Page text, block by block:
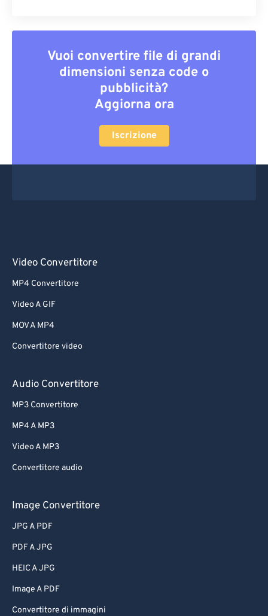
Vuoi convertire file di grandi
dimensioni senza code o
pubblicità?
Aggiorna ora
Iscrizione
Video Convertitore
MP4 Convertitore
Video A GIF
MOV A MP4
Convertitore video
Audio Convertitore
MP3 Convertitore
MP4 A MP3
Video A MP3
Convertitore audio
Image Convertitore
JPG A PDF
PDF A JPG
HEIC A JPG
Image A PDF
Convertitore di immagini